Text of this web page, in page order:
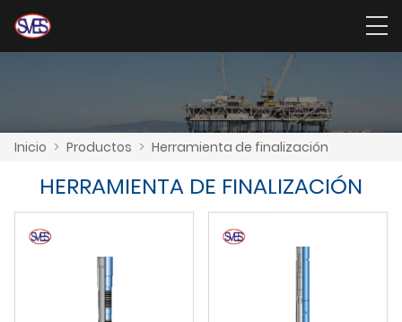
Inicio > Productos > Herramienta de finalización
HERRAMIENTA DE FINALIZACIÓN